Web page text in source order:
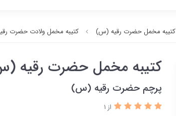
کتیبه مخمل حضرت رقیه (س) کتیبه مخمل ولادت حضرت
کتیبه مخمل حضرت رقیه
پرچم حضرت رقیه (س)
از 1